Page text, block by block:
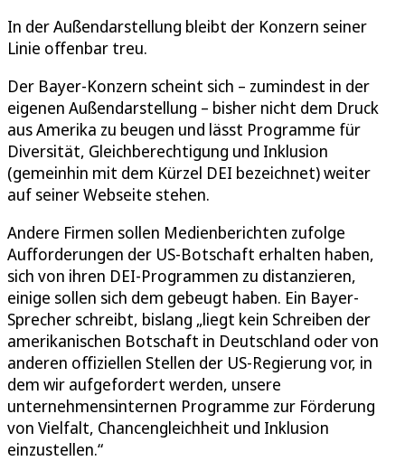
In der Außendarstellung bleibt der Konzern seiner
Linie offenbar treu.
Der Bayer-Konzern scheint sich – zumindest in der
eigenen Außendarstellung – bisher nicht dem Druck
aus Amerika zu beugen und lässt Programme für
Diversität, Gleichberechtigung und Inklusion
(gemeinhin mit dem Kürzel DEI bezeichnet) weiter
auf seiner Webseite stehen.
Andere Firmen sollen Medienberichten zufolge
Aufforderungen der US-Botschaft erhalten haben,
sich von ihren DEI-Programmen zu distanzieren,
einige sollen sich dem gebeugt haben. Ein Bayer-
Sprecher schreibt, bislang „liegt kein Schreiben der
amerikanischen Botschaft in Deutschland oder von
anderen offiziellen Stellen der US-Regierung vor, in
dem wir aufgefordert werden, unsere
unternehmensinternen Programme zur Förderung
von Vielfalt, Chancengleichheit und Inklusion
einzustellen.“